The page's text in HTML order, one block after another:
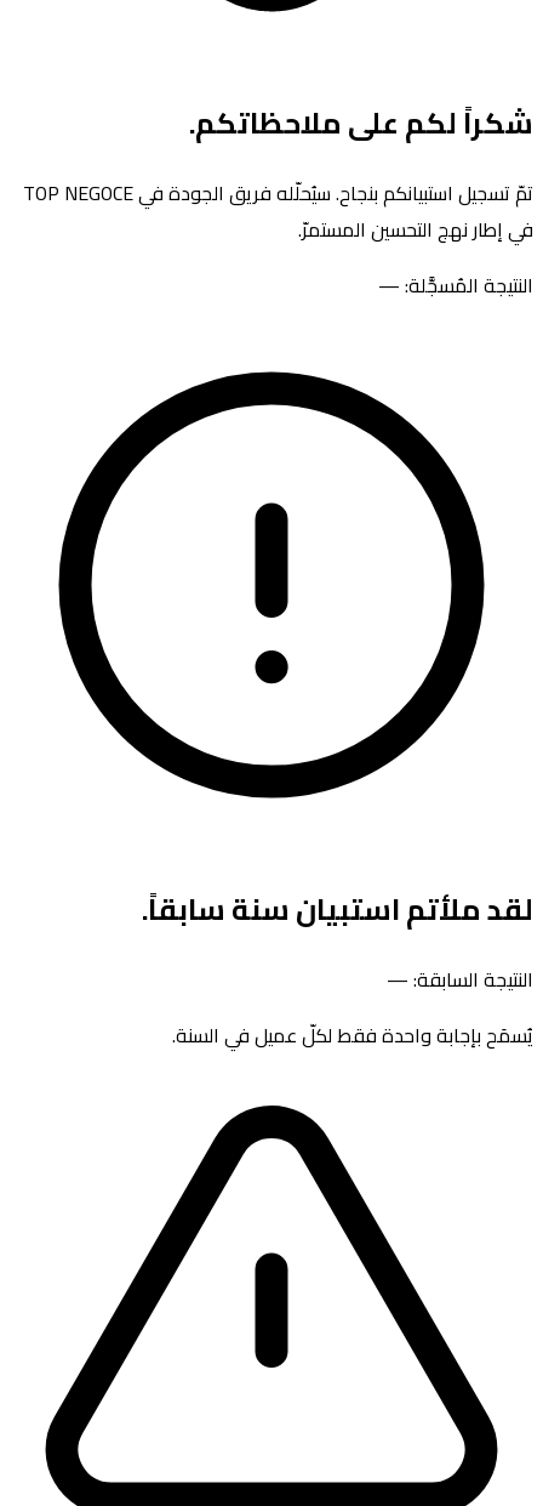
شكراً لكم على ملاحظاتكم.
تمّ تسجيل استبيانكم بنجاح. سيُحلّله فريق الجودة في TOP NEGOCE
في إطار نهج التحسين المستمرّ.
النتيجة المُسجَّلة:—
لقد ملأتم استبيان سنةسابقاً.
النتيجة السابقة:—
يُسمَح بإجابة واحدة فقط لكلّ عميل في السنة.